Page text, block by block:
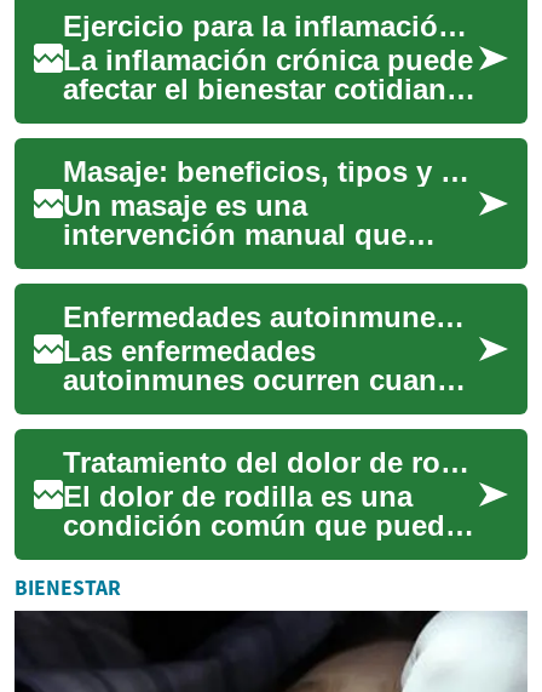
Ejercicio para la inflamación: guía práctica y eficaz
La inflamación crónica puede
afectar el bienestar cotidiano,
pero el movimiento regular es
una herramienta poderosa p...
Masaje: beneficios, tipos y cómo encontrar un terapeuta en casa
Un masaje es una
intervención manual que
trabaja tejidos blandos del
cuerpo para aliviar tensiones,
mejorar la circul...
Enfermedades autoinmunes: causas, síntomas y manejo práctico
Las enfermedades
autoinmunes ocurren cuando
el sistema inmunitario ataca
por error tejidos sanos del
propio cuerpo, p...
Tratamiento del dolor de rodilla: Opciones efectivas para aliviar el malestar
El dolor de rodilla es una
condición común que puede
afectar significativamente la
calidad de vida de quienes lo
pade...
BIENESTAR